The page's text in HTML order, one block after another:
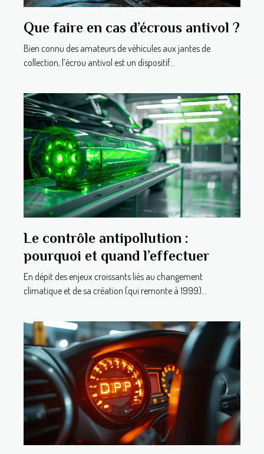
Que faire en cas d’écrous antivol ?
Bien connu des amateurs de véhicules aux jantes de
collection, l’écrou antivol est un dispositif...
Le contrôle antipollution :
pourquoi et quand l’effectuer
En dépit des enjeux croissants liés au changement
climatique et de sa création (qui remonte à 1999)...